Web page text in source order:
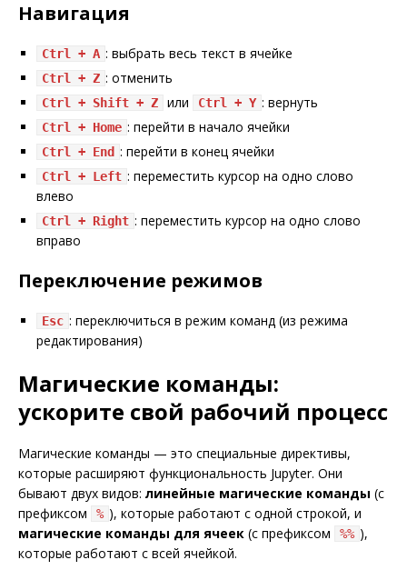
Навигация
Ctrl + A : выбрать весь текст в ячейке
Ctrl + Z : отменить
Ctrl + Shift + Z или Ctrl + Y : вернуть
Ctrl + Home : перейти в начало ячейки
Ctrl + End : перейти в конец ячейки
Ctrl + Left : переместить курсор на одно слово
влево
Ctrl + Right : переместить курсор на одно слово
вправо
Переключение режимов
Esc : переключиться в режим команд (из режима
редактирования)
Магические команды:
ускорите свой рабочий процесс
Магические команды — это специальные директивы,
которые расширяют функциональность Jupyter. Они
бывают двух видов: линейные магические команды (с
префиксом
% ), которые работают с одной строкой, и
магические команды для ячеек (с префиксом %% ),
которые работают с всей ячейкой.